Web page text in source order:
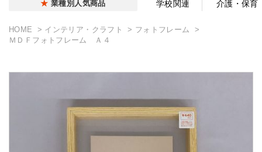
業種別人気商品 学校関連 介護・保育
HOME インテリア・クラフト
フォトフレーム
ＭＤＦフォトフレーム Ａ４